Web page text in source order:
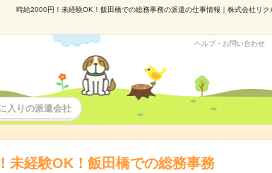
時給2000円！未経験OK！飯田橋での総務事務の派遣の仕事情報｜株式会社リ
ヘルプ・お問い合わせ
入りの派遣会社
未経験OK！飯田橋での総務事務